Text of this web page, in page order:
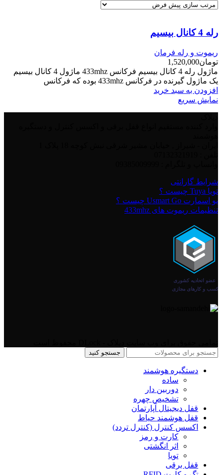
رله 4 کانال بیسیم
ریموت و رله فرمان
تومان1,520,000
ماژول رله 4 کانال بیسیم فرکانس 433mhz ماژول 4 کانال بیسیم
یک ماژول گیرنده در فرکانس 433mhz بوده که فرکانس
افزودن به سبد خرید
نمایش سریع
شرایط گارانتی
تویا Tuya چیست ؟
یو اسمارت Usmart Go چیست ؟
تنظیمات ریموت های 433mhz
جستجو کنید
دستگیره هوشمند
ساده
دوربین دار
تشخیص چهره
قفل دیجیتال آپارتمان
قفل هوشمند حیاط
اکسس کنترل (کنترل تردد)
کارت و رمز
اثر انگشتی
تویا
قفل برقی